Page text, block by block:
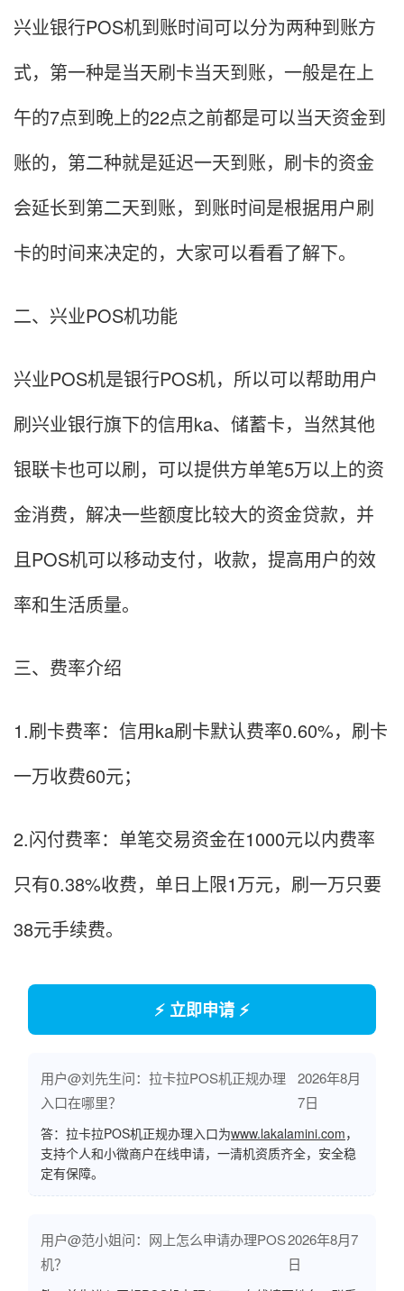
兴业银行POS机到账时间可以分为两种到账方
式，第一种是当天刷卡当天到账，一般是在上
午的7点到晚上的22点之前都是可以当天资金到
账的，第二种就是延迟一天到账，刷卡的资金
会延长到第二天到账，到账时间是根据用户刷
卡的时间来决定的，大家可以看看了解下。
二、兴业POS机功能
兴业POS机是银行POS机，所以可以帮助用户
刷兴业银行旗下的信用ka、储蓄卡，当然其他
银联卡也可以刷，可以提供方单笔5万以上的资
金消费，解决一些额度比较大的资金贷款，并
且POS机可以移动支付，收款，提高用户的效
率和生活质量。
三、费率介绍
1.刷卡费率：信用ka刷卡默认费率0.60%，刷卡
一万收费60元；
2.闪付费率：单笔交易资金在1000元以内费率
只有0.38%收费，单日上限1万元，刷一万只要
38元手续费。
⚡ 立即申请 ⚡
用户@刘先生问：拉卡拉POS机正规办理
入口在哪里？
2026年8月
7日
答：拉卡拉POS机正规办理入口为www.lakalamini.com，
支持个人和小微商户在线申请，一清机资质齐全，安全稳
定有保障。
用户@范小姐问：网上怎么申请办理POS
机？
2026年8月7
日